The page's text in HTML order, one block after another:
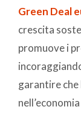
Green Deal
crescita
promuove i
garantire